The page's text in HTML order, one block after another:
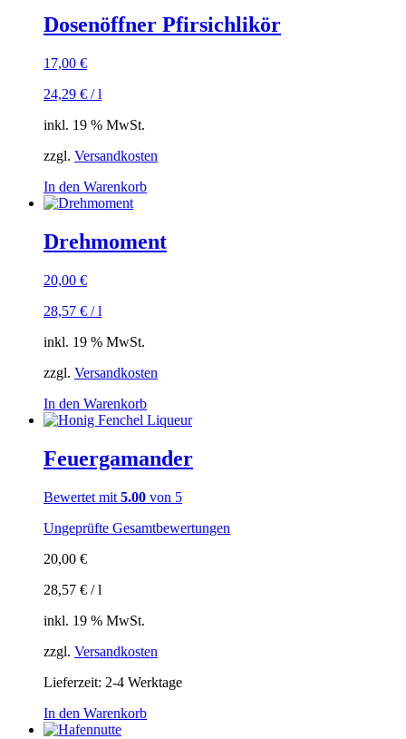
Dosenöffner Pfirsichlikör
17,00 €
24,29 € /l
inkl. 19 % MwSt.
zzgl. Versandkosten
In den Warenkorb
Drehmoment
20,00 €
28,57 € /l
inkl. 19 % MwSt.
zzgl. Versandkosten
In den Warenkorb
Feuergamander
Bewertet mit 5.00 von 5
Ungeprüfte Gesamtbewertungen
20,00 €
28,57 € /l
inkl. 19 % MwSt.
zzgl. Versandkosten
Lieferzeit: 2-4 Werktage
In den Warenkorb